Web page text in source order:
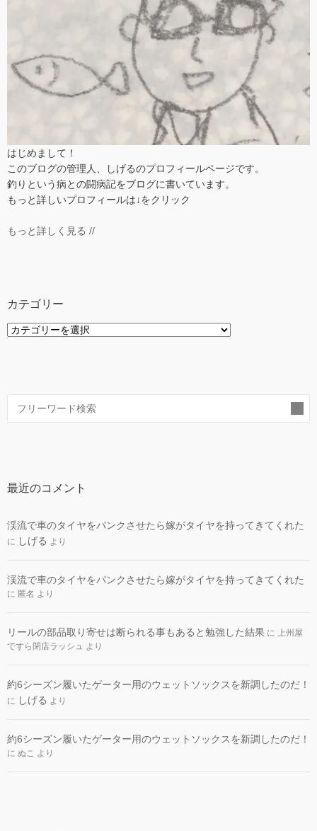
はじめまして！
このブログの管理人、しげるのプロフィールページです。
釣りという病との闘病記をブログに書いています。
もっと詳しいプロフィールは↓をクリック
もっと詳しく見る //
カテゴリー
カ
最近のコメント
渓流で車のタイヤをパンクさせたら嫁がタイヤを持ってきてくれた
に しげる より
渓流で車のタイヤをパンクさせたら嫁がタイヤを持ってきてくれた
に 匿名 より
リールの部品取り寄せは断られる事もあると勉強した結果 に 上州屋
ですら閉店ラッシュ より
約6シーズン履いたゲーター用のウェットソックスを新調したのだ！
に しげる より
約6シーズン履いたゲーター用のウェットソックスを新調したのだ！
に ぬこ より